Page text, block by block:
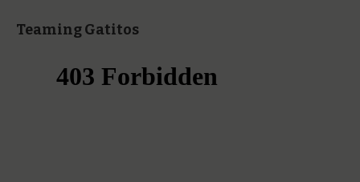
Teaming Gatitos